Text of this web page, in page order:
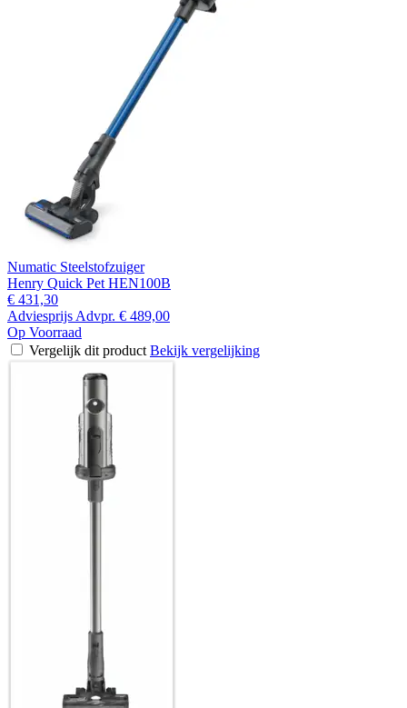
Numatic Steelstofzuiger
Henry Quick Pet HEN100B
€ 431,30
Adviesprijs Advpr. € 489,00
Op Voorraad
Vergelijk dit product Bekijk vergelijking